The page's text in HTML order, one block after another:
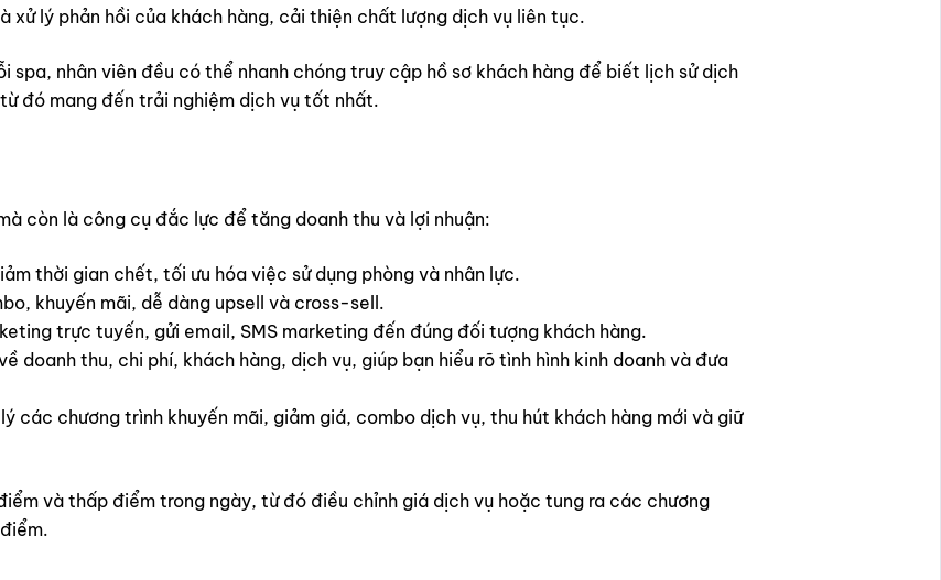
xử lý phản hồi của khách hàng, cải thiện chất lượng dịch vụ liên tục.
spa, nhân viên đều có thể nhanh chóng truy cập hồ sơ khách hàng để biết lịch sử dịch
đó mang đến trải nghiệm dịch vụ tốt nhất.
còn là công cụ đắc lực để tăng doanh thu và lợi nhuận:
thời gian chết, tối ưu hóa việc sử dụng phòng và nhân lực.
khuyến mãi, dễ dàng upsell và cross-sell.
trực tuyến, gửi email, SMS marketing đến đúng đối tượng khách hàng.
doanh thu, chi phí, khách hàng, dịch vụ, giúp bạn hiểu rõ tình hình kinh doanh và đưa
các chương trình khuyến mãi, giảm giá, combo dịch vụ, thu hút khách hàng mới và giữ
và thấp điểm trong ngày, từ đó điều chỉnh giá dịch vụ hoặc tung ra các chương